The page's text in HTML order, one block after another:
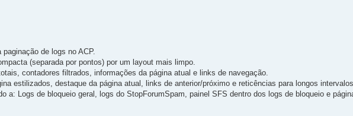
de logs no ACP.
(separada por pontos) por um layout mais limpo.
contadores filtrados, informações da página atual e links de navegação.
estilizados, destaque da página atual, links de anterior/próximo e reticências para longos
a: Logs de bloqueio geral, logs do StopForumSpam, painel SFS dentro dos logs de bloqueio e